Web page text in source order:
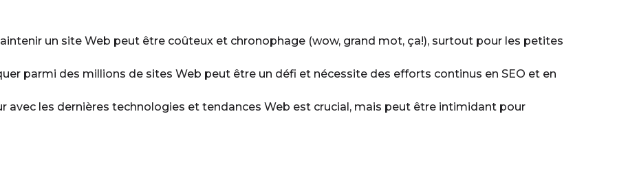
un site Web peut être coûteux et chronophage (wow, grand mot, ça!), surtout pour les petites
parmi des millions de sites Web peut être un défi et nécessite des efforts continus en SEO et en
avec les dernières technologies et tendances Web est crucial, mais peut être intimidant pour